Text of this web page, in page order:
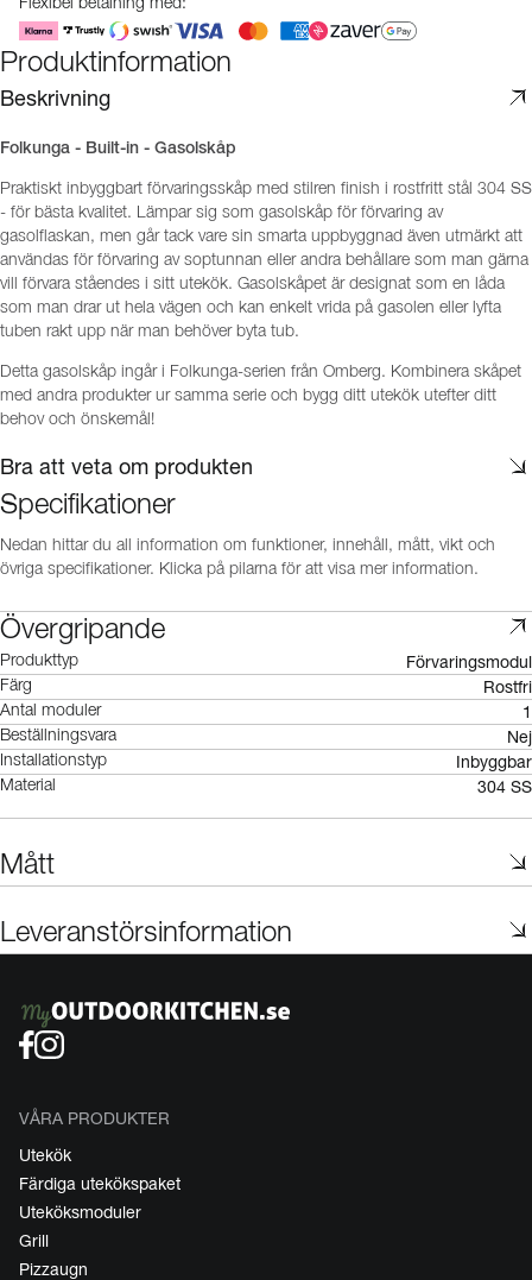
Flexibel betalning med:
Produktinformation
Beskrivning
Folkunga - Built-in - Gasolskåp
Praktiskt inbyggbart förvaringsskåp med stilren finish i rostfritt stål 304 SS
- för bästa kvalitet. Lämpar sig som gasolskåp för förvaring av
gasolflaskan, men går tack vare sin smarta uppbyggnad även utmärkt att
användas för förvaring av soptunnan eller andra behållare som man gärna
vill förvara ståendes i sitt utekök. Gasolskåpet är designat som en låda
som man drar ut hela vägen och kan enkelt vrida på gasolen eller lyfta
tuben rakt upp när man behöver byta tub.
Detta gasolskåp ingår i Folkunga-serien från Omberg. Kombinera skåpet
med andra produkter ur samma serie och bygg ditt utekök utefter ditt
behov och önskemål!
Bra att veta om produkten
Specifikationer
Nedan hittar du all information om funktioner, innehåll, mått, vikt och
övriga specifikationer. Klicka på pilarna för att visa mer information.
Övergripande
Produkttyp Förvaringsmodul
Färg Rostfri
Antal moduler 1
Beställningsvara Nej
Installationstyp Inbyggbar
Material 304 SS
Mått
Leveranstörsinformation
VÅRA PRODUKTER
Utekök
Färdiga utekökspaket
Uteköksmoduler
Grill
Pizzaugn